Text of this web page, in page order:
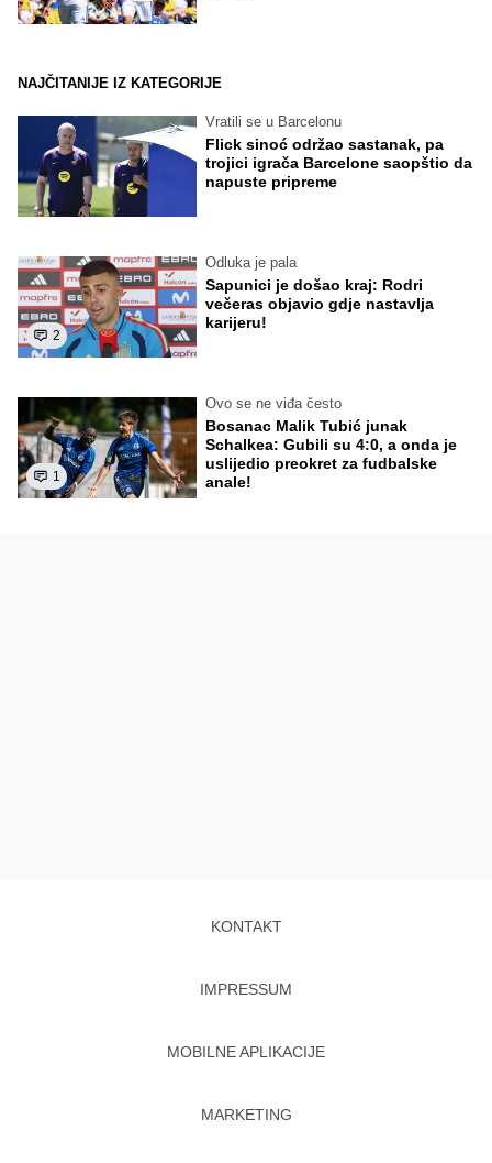
NAJČITANIJE IZ KATEGORIJE
Vratili se u Barcelonu
Flick sinoć održao sastanak, pa
trojici igrača Barcelone saopštio da
napuste pripreme
2
Odluka je pala
Sapunici je došao kraj: Rodri
večeras objavio gdje nastavlja
karijeru!
1
Ovo se ne viđa često
Bosanac Malik Tubić junak
Schalkea: Gubili su 4:0, a onda je
uslijedio preokret za fudbalske
anale!
KONTAKT
IMPRESSUM
MOBILNE APLIKACIJE
MARKETING